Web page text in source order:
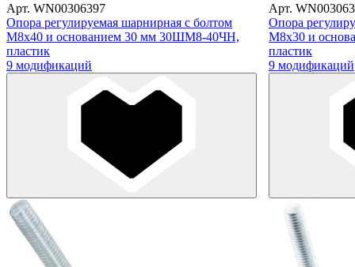
Арт. WN00306397
Опора регулируемая шарнирная с болтом
М8х40 и основанием 30 мм 30ШМ8-40ЧН,
пластик
9 модификаций
Арт.
Опора
М8х30 и
пластик
9 модификаций